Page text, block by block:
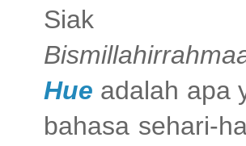
Siak
Hue adalah apa
bahasa sehari-